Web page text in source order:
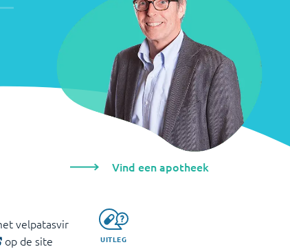
Vind een apotheek
UITLEG
velpatasvir
op de site